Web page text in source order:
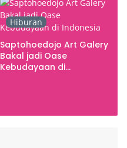
Hiburan
Saptohoedojo Art Galery
Bakal jadi Oase
Kebudayaan di